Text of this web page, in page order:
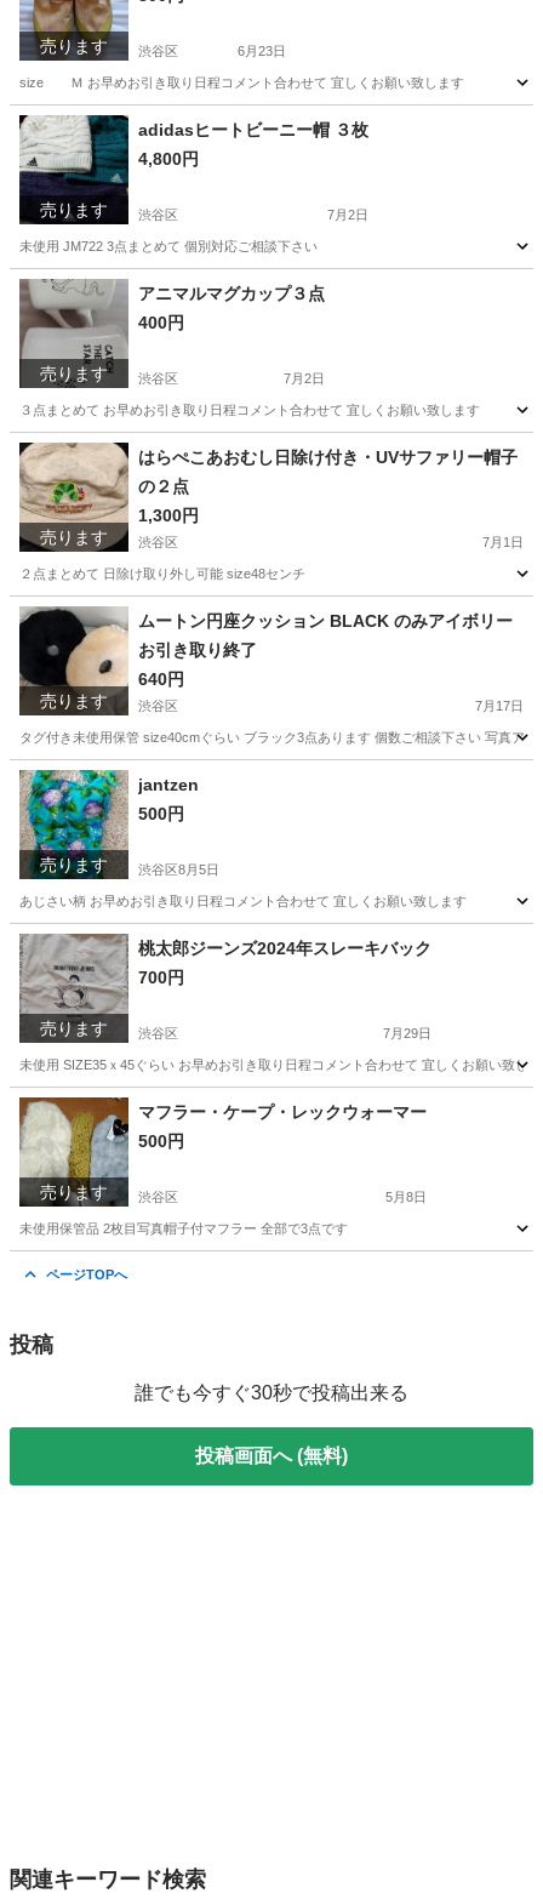
売ります 渋谷区 6月23日
size Ｍ お早めお引き取り日程コメント合わせて 宜しくお願い致します
東京 渋谷区 シューズ
売ります
adidasヒートビーニー帽 ３枚
4,800円
渋谷区 7月2日
未使用 JM722 3点まとめて 個別対応ご相談下さい
東京 渋谷区 adidas
売ります
アニマルマグカップ３点
400円
渋谷区 7月2日
３点まとめて お早めお引き取り日程コメント合わせて 宜しくお願い致します
東京 渋谷区 食器
売ります
はらぺこあおむし日除け付き・UVサファリー帽子
の２点
1,300円
渋谷区 7月1日
２点まとめて 日除け取り外し可能 size48センチ
東京 渋谷区 キッズ用品
売ります
ムートン円座クッション BLACK のみアイボリー
お引き取り終了
640円
渋谷区 7月17日
タグ付き未使用保管 size40cmぐらい ブラック3点あります 個数ご相談下さい 写真ア
東京 渋谷区
売ります
jantzen
500円
渋谷区8月5日
あじさい柄 お早めお引き取り日程コメント合わせて 宜しくお願い致します
東京 渋谷区 服/ファッション あじさい
売ります
桃太郎ジーンズ2024年スレーキバック
700円
渋谷区 7月29日
未使用 SIZE35ｘ45ぐらい お早めお引き取り日程コメント合わせて 宜しくお願い致し
東京 渋谷区 バッグ ジーンズ
売ります
マフラー・ケープ・レックウォーマー
500円
渋谷区 5月8日
未使用保管品 2枚目写真帽子付マフラー 全部で3点です
ページTOPへ
投稿
誰でも今すぐ30秒で投稿出来る
投稿画面へ (無料)
関連キーワード検索